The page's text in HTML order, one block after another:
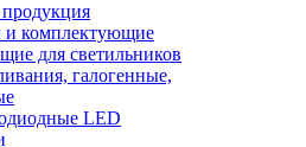
продукция
и комплектующие
для светильников
галогенные,
LED